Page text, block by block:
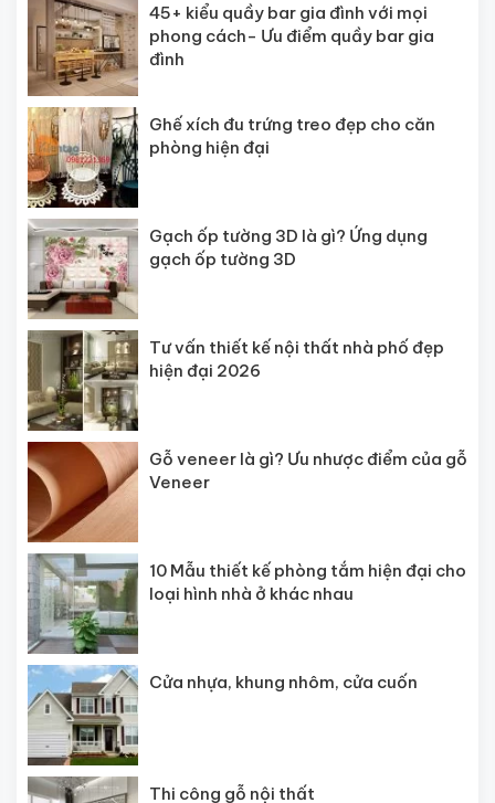
45+ kiểu quầy bar gia đình với mọi
phong cách- Ưu điểm quầy bar gia
đình
Ghế xích đu trứng treo đẹp cho căn
phòng hiện đại
Gạch ốp tường 3D là gì? Ứng dụng
gạch ốp tường 3D
Tư vấn thiết kế nội thất nhà phố đẹp
hiện đại 2026
Gỗ veneer là gì? Ưu nhược điểm của gỗ
Veneer
10 Mẫu thiết kế phòng tắm hiện đại cho
loại hình nhà ở khác nhau
Cửa nhựa, khung nhôm, cửa cuốn
Thi công gỗ nội thất